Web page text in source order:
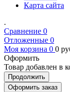
Карта сайта
.
Сравнение 0
Отложенные 0
Моя корзина 0 0
Оформить
Товар добавлен в
Продолжить
Оформить заказ